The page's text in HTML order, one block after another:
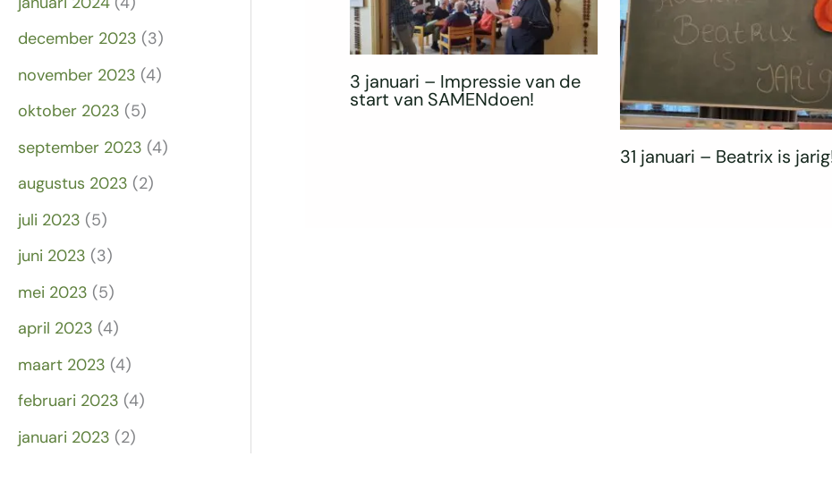
december 2023 (3)
november 2023 (4)
oktober 2023 (5)
september 2023 (4)
augustus 2023 (2)
juli 2023 (5)
juni 2023 (3)
mei 2023 (5)
april 2023 (4)
maart 2023 (4)
februari 2023 (4)
januari 2023 (2)
3 januari – Impressie van de
start van SAMENdoen!
31 januari – Beatrix is